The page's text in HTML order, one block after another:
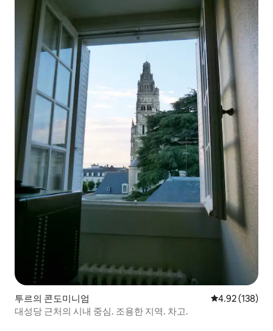
투르의 콘도미니엄 평점 4.92점(5
4.92 (138)
대성당 근처의 시내 중심. 조용한 지역. 차고.